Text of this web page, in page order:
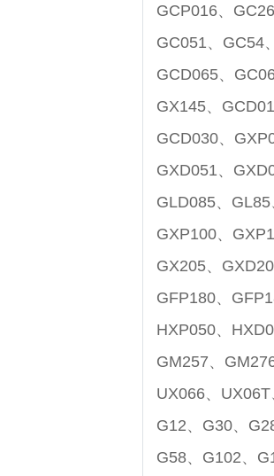
GCP016、
GC051、GC54
GCD065、
GX145、
GCD030、
GXD051、
GLD085、
GXP100、
GX205、
GFP180、
HXP050、
GM257、
UX066、
G12、G30、
G58、G102、